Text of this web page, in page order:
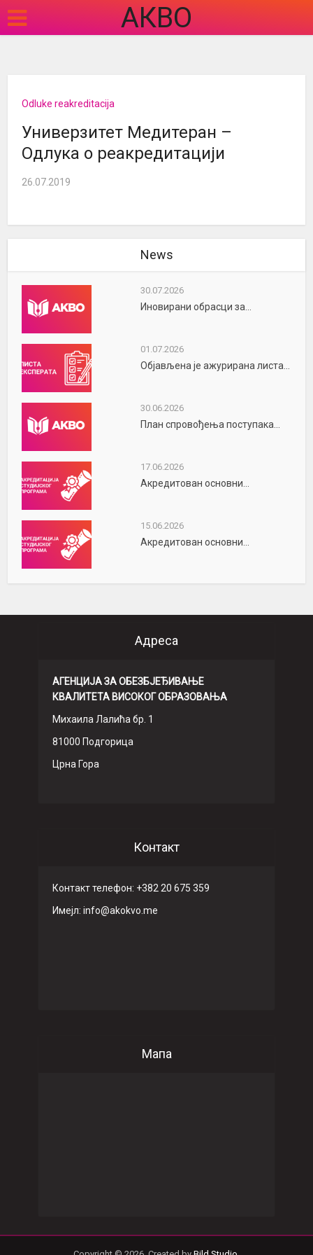
АКВО
Odluke reakreditacija
Универзитет Медитеран –
Одлука о реакредитацији
26.07.2019
News
30.07.2026
Иновирани обрасци за...
01.07.2026
Објављена је ажурирана листа...
30.06.2026
План спровођења поступака...
17.06.2026
Акредитован основни...
15.06.2026
Акредитован основни...
Адреса
АГЕНЦИЈА ЗА ОБЕЗБЈЕЂИВАЊЕ
КВАЛИТЕТА ВИСОКОГ ОБРАЗОВАЊА
Михаила Лалића бр. 1
81000 Подгорица
Црна Гора
Контакт
Контакт телефон: +382 20 675 359
Имeјл: info@akokvo.me
Мапа